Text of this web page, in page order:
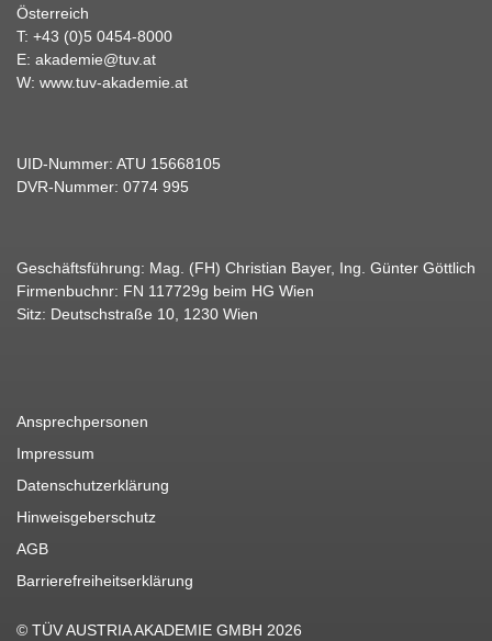
Österreich
T: +43 (0)5 0454-8000
E: akademie@tuv.at
W: www.tuv-akademie.at
UID-Nummer: ATU 15668105
DVR-Nummer: 0774 995
Geschäftsführung: Mag. (FH) Christian Bayer, Ing. Günter Göttlich
Firmenbuchnr: FN 117729g beim HG Wien
Sitz: Deutschstraße 10, 1230 Wien
Ansprechpersonen
Impressum
Datenschutzerklärung
Hinweisgeberschutz
AGB
Barrierefreiheitserklärung
© TÜV AUSTRIA AKADEMIE GMBH 2026